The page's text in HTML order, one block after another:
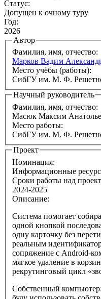
Статус:
Допущен к очному туру
Год:
2026
Автор
Фамилия, имя, отчество:
Марков Вадим
Место учёбы (работы):
СибГУ им. М. Ф.
Научный руководитель
Фамилия, имя, отчество:
Масюк Максим
Место работы:
СибГУ им. М. Ф.
Проект
Номинация:
Информационные
Сроки работы над
2024-2025
Описание:
Система помогает
одной кнопкой
одну карточку без
реальным
сопряжение с Android-
мягкое удаление в
рекрутинговый цикл
Собственный компьютер: